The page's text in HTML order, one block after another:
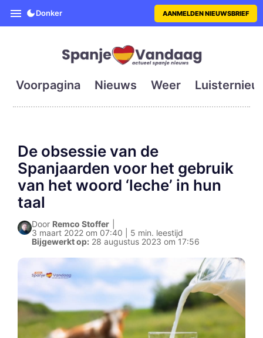
SpanjeVandaag is de eerste
Donker AANMELDEN NIEUWSBRIEF
Voorpagina Nieuws Weer
De obsessie van de
Spanjaarden voor het gebruik
van het woord ‘leche’ in hun
taal
Door Remco Stoffer
3 maart 2022 om 07:40 | 5 min. leestijd
Bijgewerkt op: 28 augustus 2023 om 17:56